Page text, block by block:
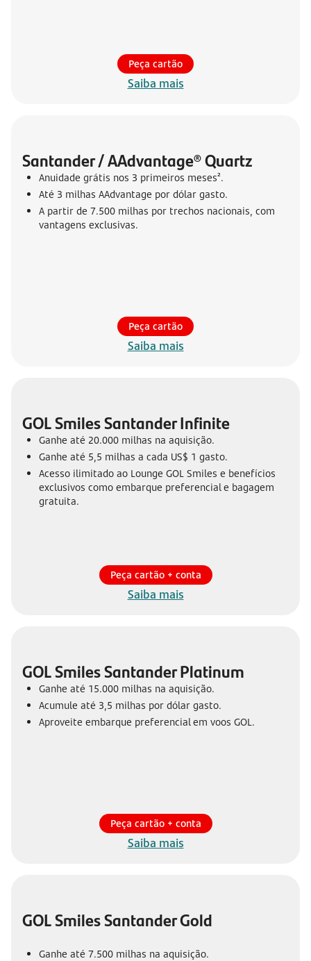
Peça cartão
Saiba mais
Santander / AAdvantage® Quartz
Anuidade grátis nos 3 primeiros meses².
Até 3 milhas AAdvantage por dólar gasto.
A partir de 7.500 milhas por trechos nacionais, com
vantagens exclusivas.
Peça cartão
Saiba mais
GOL Smiles Santander Infinite
Ganhe até 20.000 milhas na aquisição.
Ganhe até 5,5 milhas a cada US$ 1 gasto.
Acesso ilimitado ao Lounge GOL Smiles e benefícios
exclusivos como embarque preferencial e bagagem
gratuita.
Peça cartão + conta
Saiba mais
GOL Smiles Santander Platinum
Ganhe até 15.000 milhas na aquisição.
Acumule até 3,5 milhas por dólar gasto.
Aproveite embarque preferencial em voos GOL.
Peça cartão + conta
Saiba mais
GOL Smiles Santander Gold
Ganhe até 7.500 milhas na aquisição.